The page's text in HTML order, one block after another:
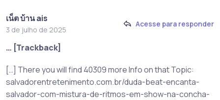
เน็ต บ้าน ais
3 de julho de 2025
Acesse para responder
… [Trackback]
[…] There you will find 40309 more Info on that Topic:
salvadorentretenimento.com.br/duda-beat-encanta-
salvador-com-mistura-de-ritmos-em-show-na-concha-